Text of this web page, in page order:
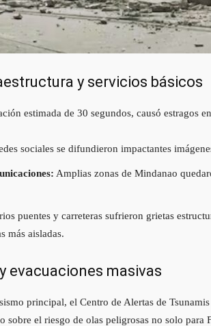
y servicios básicos
estimada de 30 segundos, causó estragos
sociales se difundieron impactantes
Amplias zonas de Mindanao
puentes y carreteras sufrieron grietas
más aisladas.
evacuaciones masivas
principal, el Centro de Alertas de
sobre el riesgo de olas peligrosas no solo